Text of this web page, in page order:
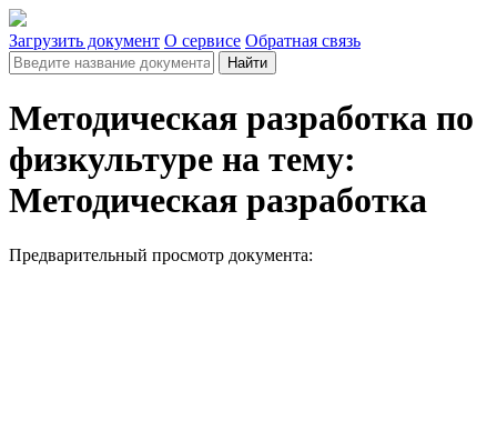
Загрузить документ О сервисе Обратная связь
Найти
Методическая разработка по
физкультуре на тему:
Методическая разработка
Предварительный просмотр документа: